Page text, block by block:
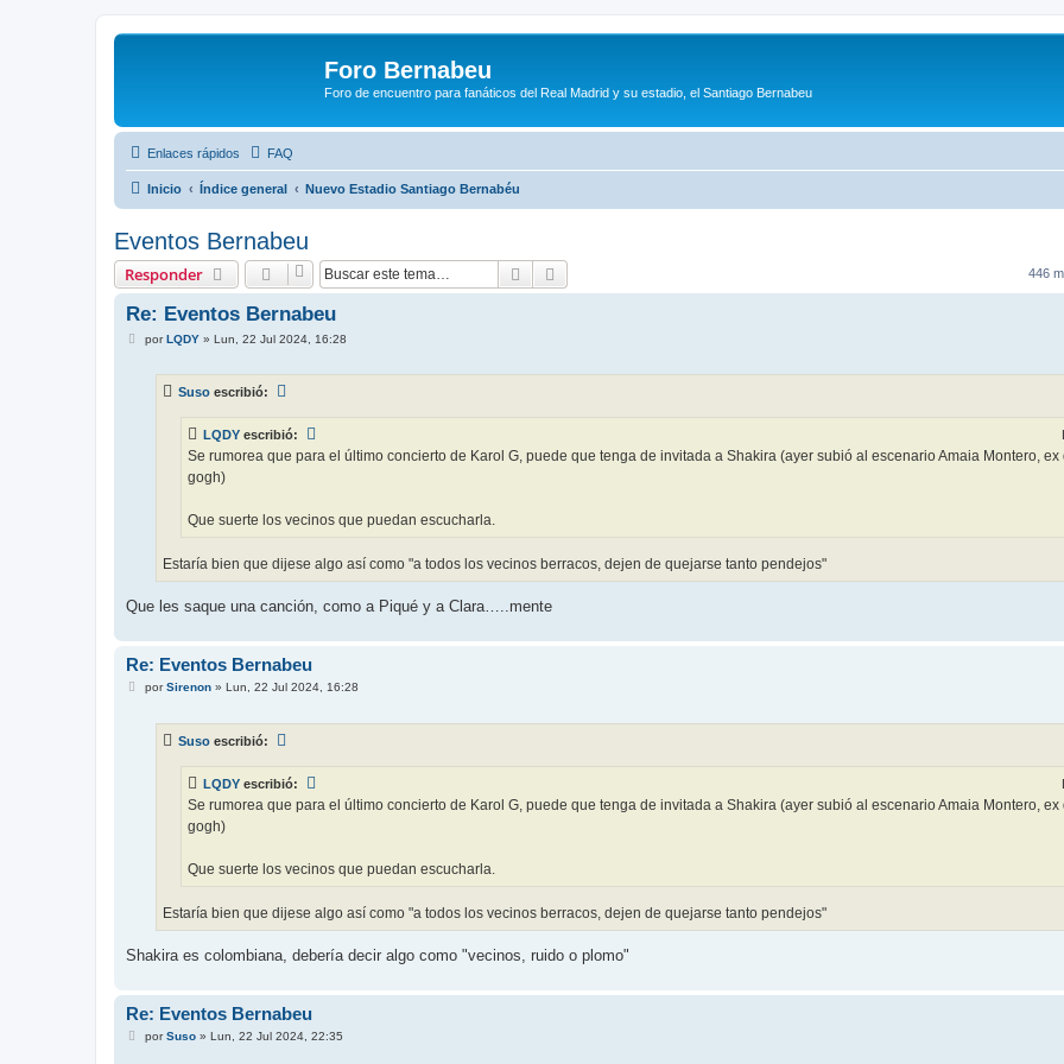
Foro Bernabeu
Foro de encuentro para fanáticos del Real Madrid y su estadio, el Santiago Bernabeu
Enlaces rápidos FAQ
Inicio Índice general Nuevo Estadio Santiago Bernabéu
Eventos Bernabeu
Responder Buscar 446
Re: Eventos Bernabeu
MporLQDY» Lun, 22 Jul 2024, 16:28
Suso escribió:
LQDY escribió:
Se rumorea que para el último concierto de Karol G, puede que tenga de invitada a Shakira (ayer subió al escenario Amaia Montero, ex
gogh)
Que suerte los vecinos que puedan escucharla.
Estaría bien que dijese algo así como "a todos los vecinos berracos, dejen de quejarse tanto pendejos"
Que les saque una canción, como a Piqué y a Clara…..mente
Re: Eventos Bernabeu
MporSirenon» Lun, 22 Jul 2024, 16:28
Suso escribió:
LQDY escribió:
Se rumorea que para el último concierto de Karol G, puede que tenga de invitada a Shakira (ayer subió al escenario Amaia Montero, ex
gogh)
Que suerte los vecinos que puedan escucharla.
Estaría bien que dijese algo así como "a todos los vecinos berracos, dejen de quejarse tanto pendejos"
Shakira es colombiana, debería decir algo como "vecinos, ruido o plomo"
Re: Eventos Bernabeu
MporSuso» Lun, 22 Jul 2024, 22:35